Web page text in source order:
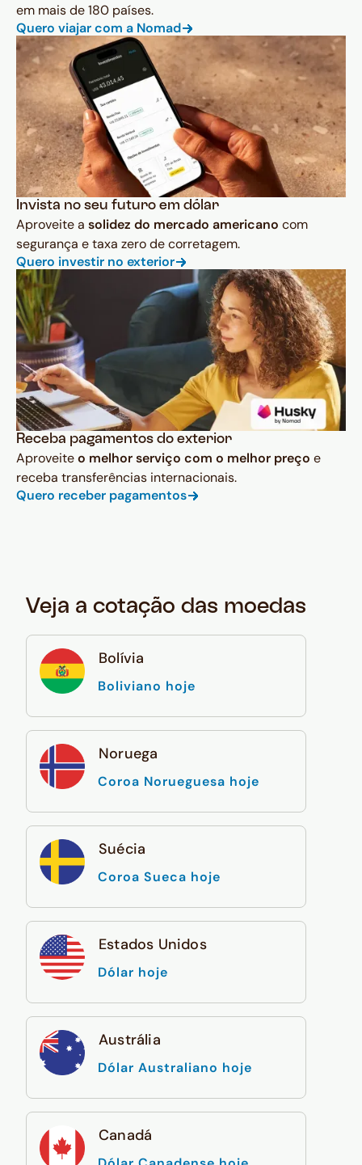
em mais de 180 países.
Quero viajar com a Nomad
Invista no seu futuro em dólar
Aproveite a solidez do mercado americano com
segurança e taxa zero de corretagem.
Quero investir no exterior
Receba pagamentos do exterior
Aproveiteo melhor serviço com o melhor preço e
receba transferências internacionais.
Quero receber pagamentos
Veja a cotação das moedas
Bolívia
Boliviano hoje
Noruega
Coroa Norueguesa hoje
Suécia
Coroa Sueca hoje
Estados Unidos
Dólar hoje
Austrália
Dólar Australiano hoje
Canadá